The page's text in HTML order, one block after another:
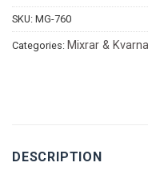
SKU: MG-760
Categories: Mixrar &
DESCRIPTION